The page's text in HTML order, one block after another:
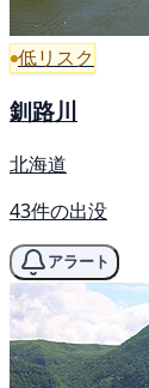
低リスク
釧路川
北海道
43件の出没
アラート